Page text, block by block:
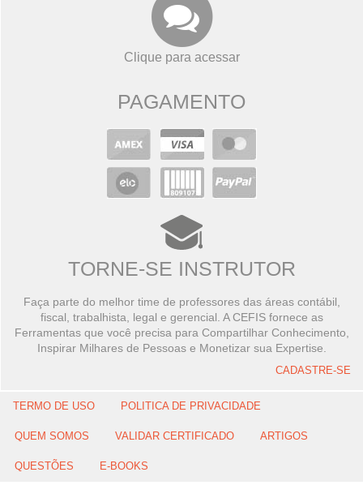
Clique para acessar
PAGAMENTO
TORNE-SE INSTRUTOR
Faça parte do melhor time de professores das áreas contábil,
fiscal, trabalhista, legal e gerencial. A CEFIS fornece as
Ferramentas que você precisa para Compartilhar Conhecimento,
Inspirar Milhares de Pessoas e Monetizar sua Expertise.
CADASTRE-SE
TERMO DE USO POLITICA DE PRIVACIDADE
QUEM SOMOS VALIDAR CERTIFICADO ARTIGOS
QUESTÕES E-BOOKS